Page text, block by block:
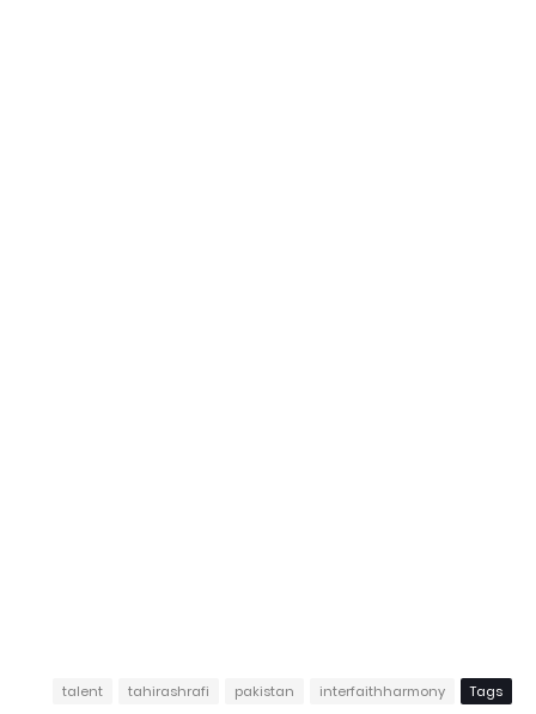
Tags
interfaithharmony
pakistan
tahirashrafi
talent